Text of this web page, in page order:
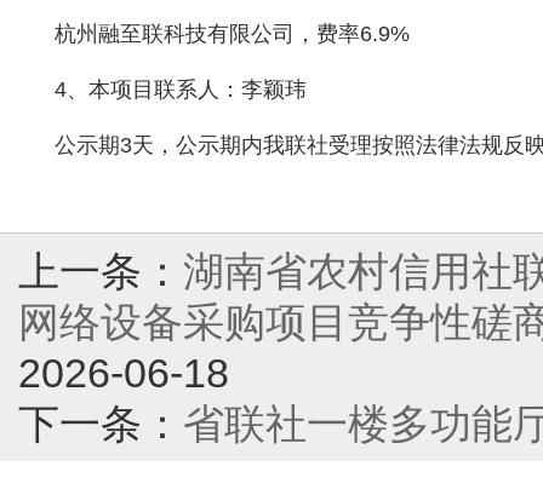
杭州融至联科技有限公司，费率6.9%
4、本项目联系人：李颖玮
公示期3天，公示期内我联社受理按照法律法规反
上一条： 湖南省农村信用社
网络设备采购项目竞争性磋
2026-06-18
下一条： 省联社一楼多功能